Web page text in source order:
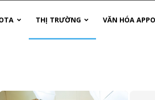
THỊ TRƯỜNG VĂN HÓA